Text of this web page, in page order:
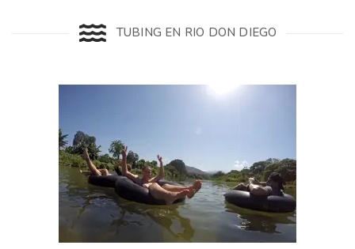
TUBING EN RIO DON DIEGO